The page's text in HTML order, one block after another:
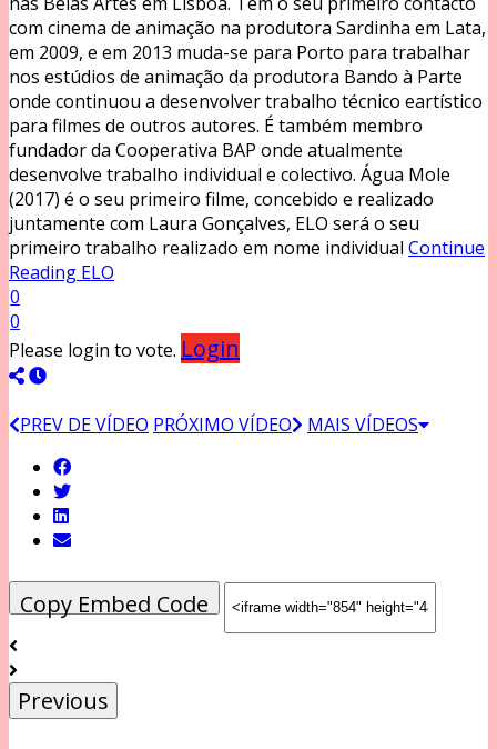
com cinema de animação na produtora Sardinha em Lata,
em 2009, e em 2013 muda-se para Porto para trabalhar
nos estúdios de animação da produtora Bando à Parte
onde continuou a desenvolver trabalho técnico eartístico
para filmes de outros autores. É também membro
fundador da Cooperativa BAP onde atualmente
desenvolve trabalho individual e colectivo. Água Mole
(2017) é o seu primeiro filme, concebido e realizado
juntamente com Laura Gonçalves, ELO será o seu
primeiro trabalho realizado em nome individual Continue
Reading ELO
0
0
Please login to vote. Login
PREV DE VÍDEO PRÓXIMO VÍDEO MAIS VÍDEOS
Copy Embed Code
Previous